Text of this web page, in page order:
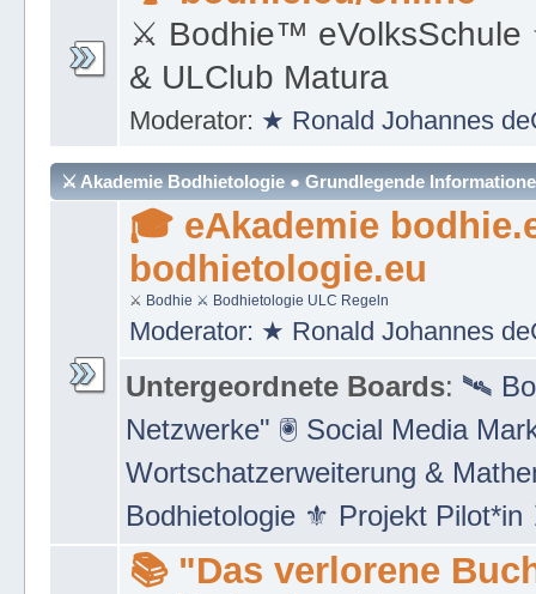
🗣 bodhie.eu/online
⚔ Bodhie™
& ULClub Matura
Moderator:★ Ronald Johannes
⚔ Akademie Bodhietologie ● Grundlegende
🎓 eAkademie
bodhietologie.eu
Moderator:★ Ronald Johannes
Untergeordnete Boards:🛰
Netzwerke" 🖲 Social Media
Wortschatzerweiterung &
Bodhietologie ⚜ Projekt